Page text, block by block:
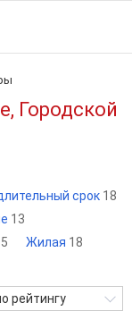
Городской
срок 18
13
5 Жилая 18
рейтингу